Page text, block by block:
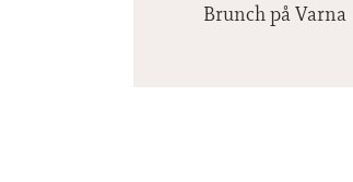
Brunch på Varna